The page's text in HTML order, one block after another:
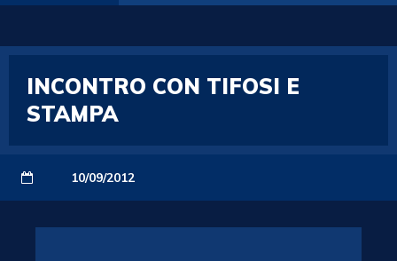
INCONTRO CON TIFOSI E
STAMPA
10/09/2012